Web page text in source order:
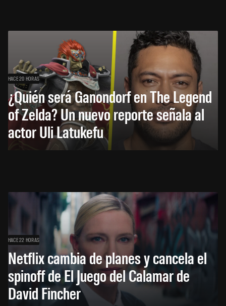
HACE 20 HORAS
¿Quién será Ganondorf en The Legend
of Zelda? Un nuevo reporte señala al
actor Uli Latukefu
HACE 22 HORAS
Netflix cambia de planes y cancela el
spinoff de El Juego del Calamar de
David Fincher